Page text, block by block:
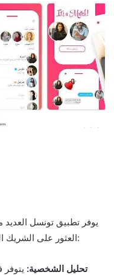
يوفر تطبيق تونسل
العثور على الشريك المناسب لهم. تشمل بعض هذه المميزات:
تحليل الشخصية: